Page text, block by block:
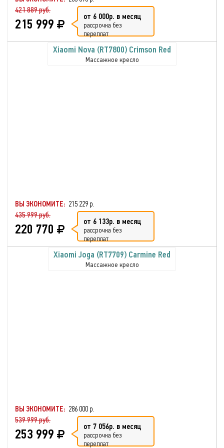
421 889 руб.
215 999 от 6 000р. в месяц
рассрочка без
переплат
Xiaomi Nova (RT7800) Crimson Red
Массажное кресло
ВЫ ЭКОНОМИТЕ: 215 229 р.
435 999 руб.
220 770 от 6 133р. в месяц
рассрочка без
переплат
Xiaomi Joga (RT7709) Carmine Red
Массажное кресло
ВЫ ЭКОНОМИТЕ: 286 000 р.
539 999 руб.
253 999 от 7 056р. в месяц
рассрочка без
переплат